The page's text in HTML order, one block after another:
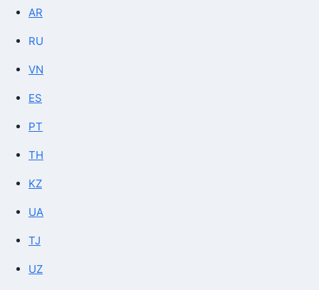
AR
RU
VN
ES
PT
TH
KZ
UA
TJ
UZ